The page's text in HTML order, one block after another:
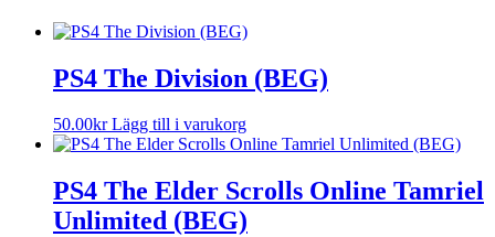
PS4 The Division (BEG)
50.00kr Lägg till i varukorg
PS4 The Elder Scrolls Online Tamriel
Unlimited (BEG)